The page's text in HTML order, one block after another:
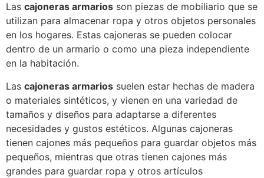
Las cajoneras armarios son piezas de mobiliario que se
utilizan para almacenar ropa y otros objetos personales
en los hogares. Estas cajoneras se pueden colocar
dentro de un armario o como una pieza independiente
en la habitación.
Las cajoneras armarios suelen estar hechas de madera
o materiales sintéticos, y vienen en una variedad de
tamaños y diseños para adaptarse a diferentes
necesidades y gustos estéticos. Algunas cajoneras
tienen cajones más pequeños para guardar objetos más
pequeños, mientras que otras tienen cajones más
grandes para guardar ropa y otros artículos